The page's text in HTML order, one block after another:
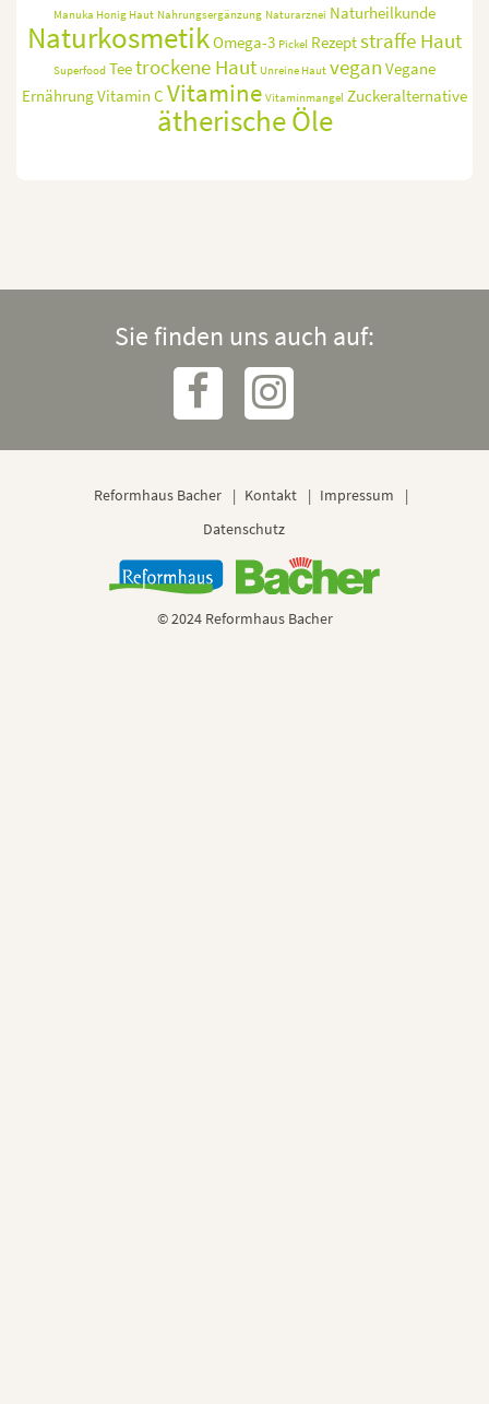
Manuka Honig Haut Nahrungsergänzung Naturarznei Naturheilkunde
NaturkosmetikOmega-3 Pickel Rezeptstraffe Haut
Superfood Teetrockene Haut Unreine Haut vegan Vegane
ErnährungVitamin C Vitamine Vitaminmangel Zuckeralternative
ätherische Öle
Sie finden uns auch auf:
Reformhaus Bacher Kontakt
Impressum
Datenschutz
© 2024 Reformhaus Bacher